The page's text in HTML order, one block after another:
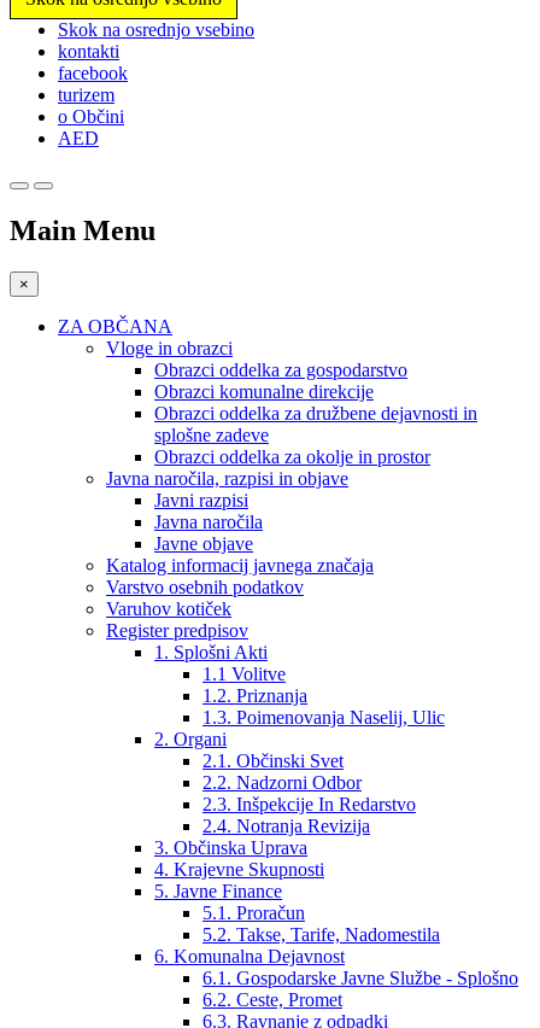
Prosimo,
upoštevajte:
spletno
mesto
vključuje
sistem
Skok na osrednjo vsebino
kontakti
facebook
turizem
o Občini
AED
Main Menu
×
ZA OBČANA
Vloge in obrazci
Obrazci oddelka za gospodarstvo
Obrazci komunalne direkcije
Obrazci oddelka za družbene dejavnosti in
splošne zadeve
Obrazci oddelka za okolje in prostor
Javna naročila, razpisi in objave
Javni razpisi
Javna naročila
Javne objave
Katalog informacij javnega značaja
Varstvo osebnih podatkov
Varuhov kotiček
Register predpisov
1. Splošni Akti
1.1 Volitve
1.2. Priznanja
1.3. Poimenovanja Naselij, Ulic
2. Organi
2.1. Občinski Svet
2.2. Nadzorni Odbor
2.3. Inšpekcije In Redarstvo
2.4. Notranja Revizija
3. Občinska Uprava
4. Krajevne Skupnosti
5. Javne Finance
5.1. Proračun
5.2. Takse, Tarife, Nadomestila
6. Komunalna Dejavnost
6.1. Gospodarske Javne Službe - Splošno
6.2. Ceste, Promet
6.3. Ravnanje z odpadki